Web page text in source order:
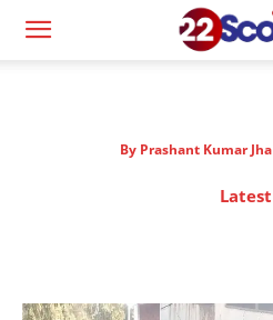
By Prashant Kumar Jha
Latest